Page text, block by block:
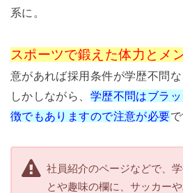
系に。
スポーツで鍛えた体力とメ
意があれば採用条件が学歴不問な
しかしながら、 学歴不問はブラ
徴でもありますので注意が必要で
社員紹介のページなどで、
とや趣味の欄に、サッカー